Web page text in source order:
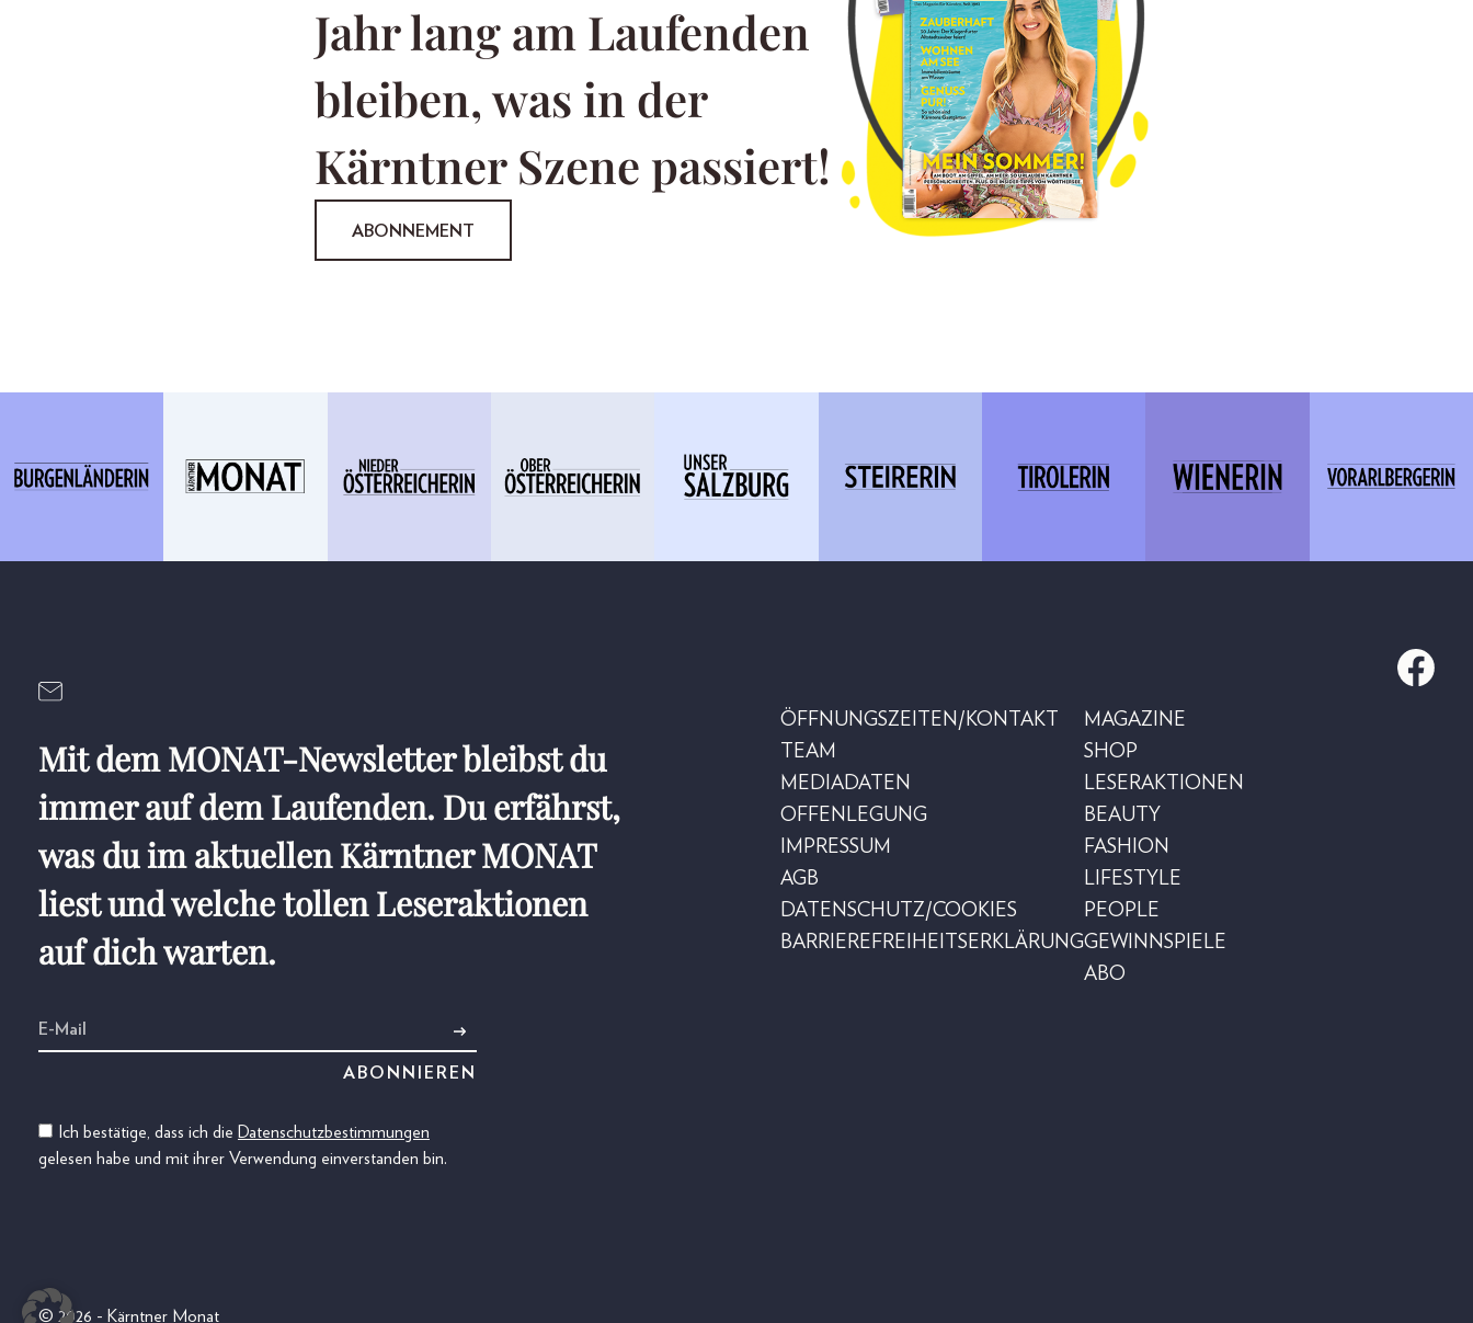
Jahr lang am Laufenden
bleiben, was in der
Kärntner Szene passiert!
ABONNEMENT
Mit dem MONAT-Newsletter bleibst du
immer auf dem Laufenden. Du erfährst,
was du im aktuellen Kärntner MONAT
liest und welche tollen Leseraktionen
auf dich warten.
Ich bestätige, dass ich die Datenschutzbestimmungen
gelesen habe und mit ihrer Verwendung einverstanden bin.
ÖFFNUNGSZEITEN/KONTAKT
TEAM
MEDIADATEN
OFFENLEGUNG
IMPRESSUM
AGB
DATENSCHUTZ/COOKIES
BARRIEREFREIHEITSERKLÄRUNG
MAGAZINE
SHOP
LESERAKTIONEN
BEAUTY
FASHION
LIFESTYLE
PEOPLE
GEWINNSPIELE
ABO
© 2026 - Kärntner Monat